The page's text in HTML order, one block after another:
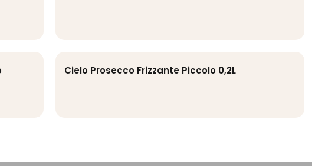
Cielo Prosecco Frizzante Piccolo 0,2L